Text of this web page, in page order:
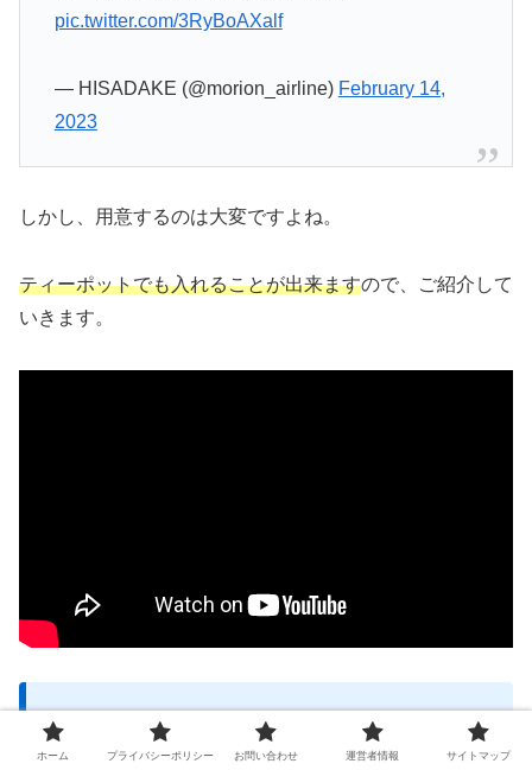
pic.twitter.com/3RyBoAXalf
— HISADAKE (@morion_airline) February 14,
2023
しかし、用意するのは大変ですよね。
ティーポットでも入れることが出来ますので、ご紹介して
いきます。
ティーカップとティーポットに熱湯を注ぎ温
める
ホーム プライバシーポリシー お問い合わせ 運営者情報 サイトマップ